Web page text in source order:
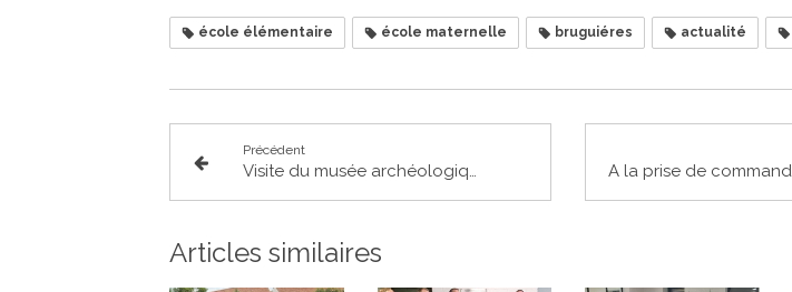
école élémentaire école maternelle bruguiéres actualité
Précédent
Visite du musée archéologique de Villariès
Articles similaires